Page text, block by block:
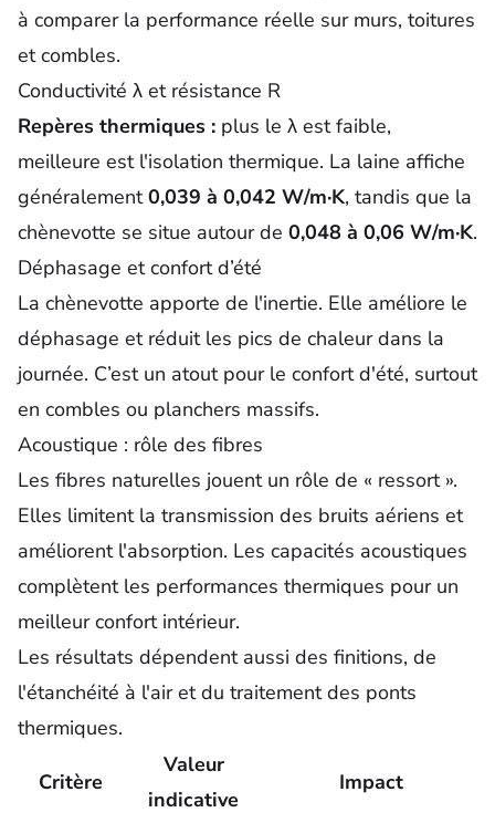
à comparer la performance réelle sur murs, toitures
et combles.
Conductivité λ et résistance R
Repères thermiques : plus le λ est faible,
meilleure est l'isolation thermique. La laine affiche
généralement0,039 à 0,042 W/m·K, tandis que la
chènevotte se situe autour de 0,048 à 0,06 W/m·K.
Déphasage et confort d’été
La chènevotte apporte de l'inertie. Elle améliore le
déphasage et réduit les pics de chaleur dans la
journée. C’est un atout pour le confort d'été, surtout
en combles ou planchers massifs.
Acoustique : rôle des fibres
Les fibres naturelles jouent un rôle de « ressort ».
Elles limitent la transmission des bruits aériens et
améliorent l'absorption. Les capacités acoustiques
complètent les performances thermiques pour un
meilleur confort intérieur.
Les résultats dépendent aussi des finitions, de
l'étanchéité à l'air et du traitement des ponts
thermiques.
Critère
Valeur
indicative
Impact